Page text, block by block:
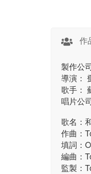
作
製作公
導演：
歌手：
唱片公
歌名：
作曲：
填詞：
編曲：
監製：